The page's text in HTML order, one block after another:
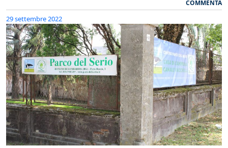
COMMENTA
29 settembre 2022